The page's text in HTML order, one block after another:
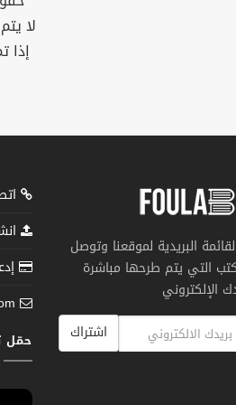
لا
إذا
البريدية لموقعنا وتوصل
التي يتم طرحها مباشرة
الإلكتروني
اشتراك
حمّل